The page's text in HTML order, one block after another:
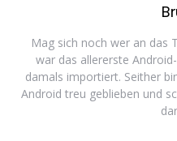
Mag sich noch wer an das
war das allererste
damals importiert. Seither
Android treu geblieben und